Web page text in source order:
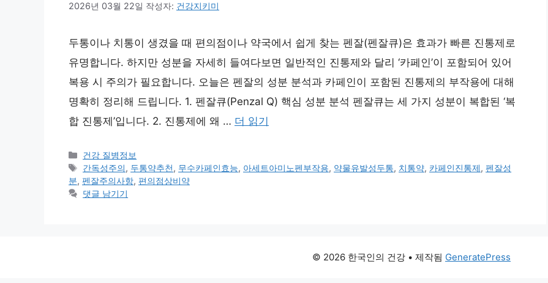
2026년 03월 22일 작성자: 건강지키미
두통이나 치통이 생겼을 때 편의점이나 약국에서 쉽게 찾는 펜잘(펜잘큐)은 효과가 빠른 진통제로
유명합니다. 하지만 성분을 자세히 들여다보면 일반적인 진통제와 달리 ‘카페인’이 포함되어 있어
복용 시 주의가 필요합니다. 오늘은 펜잘의 성분 분석과 카페인이 포함된 진통제의 부작용에 대해
명확히 정리해 드립니다. 1. 펜잘큐(Penzal Q) 핵심 성분 분석 펜잘큐는 세 가지 성분이 복합된 ‘복
합 진통제’입니다. 2. 진통제에 왜 … 더 읽기
카
테
고
리
건강 질병정보
태
그
간독성주의, 두통약추천, 무수카페인효능, 아세트아미노펜부작용, 약물유발성두통, 치통약, 카페인진통제,펜잘성
분, 펜잘주의사항, 편의점상비약
댓글 남기기
© 2026 한국인의 건강 • 제작됨 GeneratePress